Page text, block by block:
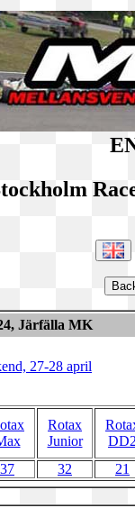
Järfälla MK
27-28 april
Rotax
Junior
37 32 21